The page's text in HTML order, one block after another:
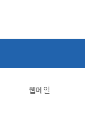
웹메일